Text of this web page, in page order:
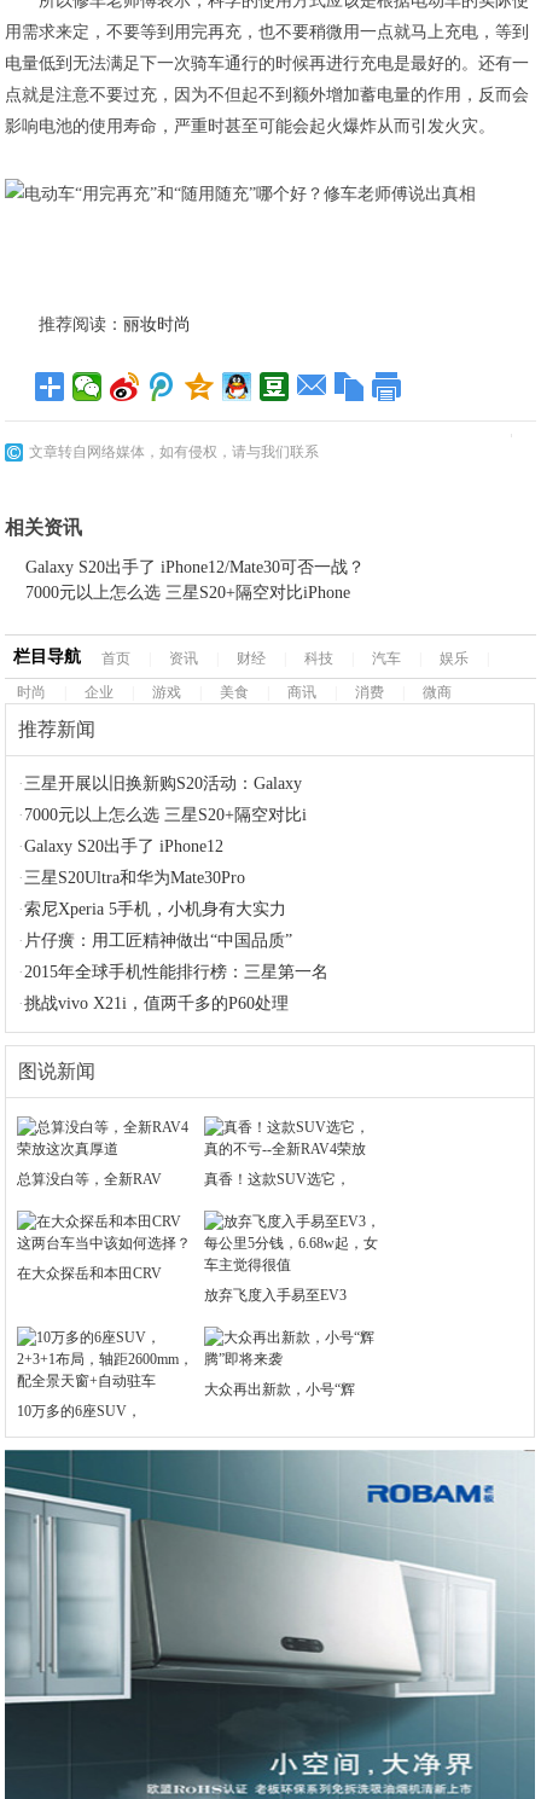
用需求来定，不要等到用完再充，也不要稍微用一点就马上充电，等到
电量低到无法满足下一次骑车通行的时候再进行充电是最好的。还有一
点就是注意不要过充，因为不但起不到额外增加蓄电量的作用，反而会
影响电池的使用寿命，严重时甚至可能会起火爆炸从而引发火灾。
推荐阅读： 丽妆时尚
文章转自网络媒体，如有侵权，请与我们联系
相关资讯
Galaxy S20出手了 iPhone12/Mate30可否一战？
7000元以上怎么选 三星S20+隔空对比iPhone
栏目导航 首页 资讯 财经 科技 汽车 娱乐
时尚
企业 游戏 美食 商讯 消费 微商
推荐新闻
·三星开展以旧换新购S20活动：Galaxy
· 7000元以上怎么选 三星S20+隔空对比i
·Galaxy S20出手了 iPhone12
·三星S20Ultra和华为Mate30Pro
·索尼Xperia 5手机，小机身有大实力
· 片仔癀：用工匠精神做出“中国品质”
·2015年全球手机性能排行榜：三星第一名
·挑战vivo X21i，值两千多的P60处理
图说新闻
总算没白等，全新RAV 真香！这款SUV选它，
在大众探岳和本田CRV
放弃飞度入手易至EV3
10万多的6座SUV，
大众再出新款，小号“辉